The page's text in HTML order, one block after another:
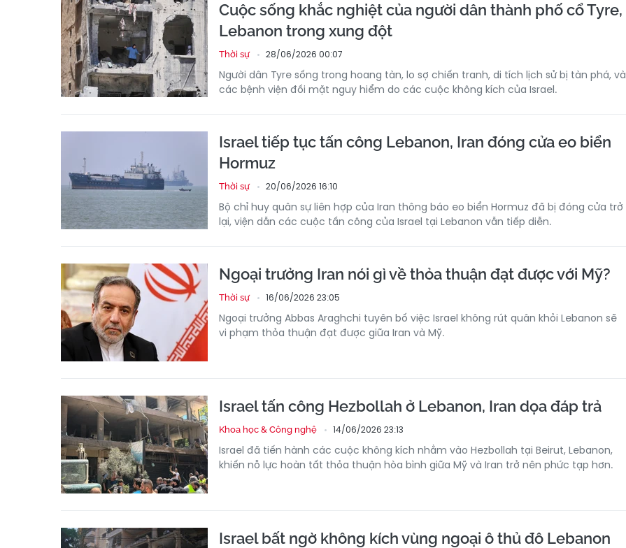
Cuộc sống khắc nghiệt của người dân thành phố cổ Tyre,
Lebanon trong xung đột
Thời sự 28/06/2026 00:07
Người dân Tyre sống trong hoang tàn, lo sợ chiến tranh, di tích lịch sử bị tàn phá, và
các bệnh viện đối mặt nguy hiểm do các cuộc không kích của Israel.
Israel tiếp tục tấn công Lebanon, Iran đóng cửa eo biển
Hormuz
Thời sự 20/06/2026 16:10
Bộ chỉ huy quân sự liên hợp của Iran thông báo eo biển Hormuz đã bị đóng cửa trở
lại, viện dẫn các cuộc tấn công của Israel tại Lebanon vẫn tiếp diễn.
Ngoại trưởng Iran nói gì về thỏa thuận đạt được với Mỹ?
Thời sự 16/06/2026 23:05
Ngoại trưởng Abbas Araghchi tuyên bố việc Israel không rút quân khỏi Lebanon sẽ
vi phạm thỏa thuận đạt được giữa Iran và Mỹ.
Israel tấn công Hezbollah ở Lebanon, Iran dọa đáp trả
Khoa học & Công nghệ 14/06/2026 23:13
Israel đã tiến hành các cuộc không kích nhằm vào Hezbollah tại Beirut, Lebanon,
khiến nỗ lực hoàn tất thỏa thuận hòa bình giữa Mỹ và Iran trở nên phức tạp hơn.
Israel bất ngờ không kích vùng ngoại ô thủ đô Lebanon